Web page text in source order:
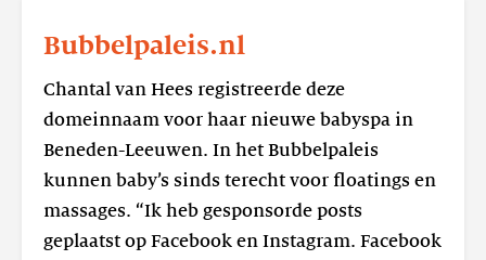
Bubbelpaleis.nl
Chantal van Hees registreerde deze
domeinnaam voor haar nieuwe babyspa in
Beneden-Leeuwen. In het Bubbelpaleis
kunnen baby’s sinds terecht voor floatings en
massages. “Ik heb gesponsorde posts
geplaatst op Facebook en Instagram. Facebook
meer